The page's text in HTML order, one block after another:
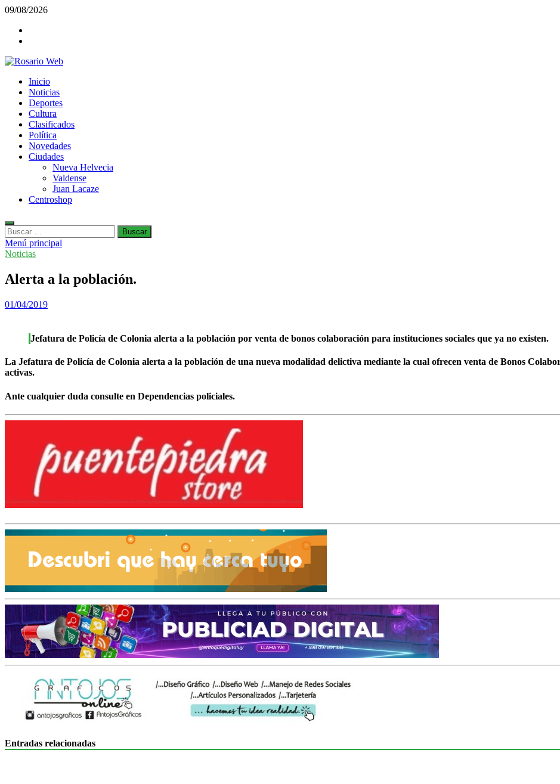
Saltar
contenido
09/08/2026
Rosario Web
Todas la noticias de Rosario y la zona
Inicio
Noticias
Deportes
Cultura
Clasificados
Política
Novedades
Ciudades
Nueva Helvecia
Valdense
Juan Lacaze
Centroshop
Buscar:
Menú principal
Noticias
Alerta a la población.
01/04/2019
Jefatura de Policía de Colonia alerta a la población por venta de bonos colaboración para instituciones sociales que ya no existen.
La Jefatura de Policía de Colonia alerta a la población de una nueva modalidad delictiva mediante la cual ofrecen venta de Bonos
activas.
Ante cualquier duda consulte en Dependencias policiales.
Entradas relacionadas